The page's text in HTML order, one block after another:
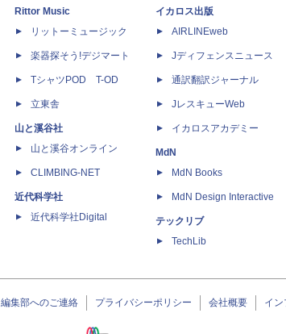
Rittor Music
リットーミュージック
楽器探そう!デジマート
TシャツPOD T-OD
立東舎
山と溪谷社
山と溪谷オンライン
CLIMBING-NET
近代科学社
近代科学社Digital
イカロス出版
AIRLINEweb
Jディフェンスニュース
通訳翻訳ジャーナル
JレスキューWeb
イカロスアカデミー
MdN
MdN Books
MdN Design Interactive
テックリブ
TechLib
編集部へのご連絡 プライバシーポリシー 会社概要 イ